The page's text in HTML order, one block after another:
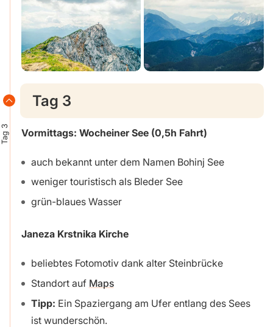
Tag 3
Tag 3
Vormittags: Wocheiner See (0,5h Fahrt)
auch bekannt unter dem Namen Bohinj See
weniger touristisch als Bleder See
grün-blaues Wasser
Janeza Krstnika Kirche
beliebtes Fotomotiv dank alter Steinbrücke
Standort auf Maps
Tipp: Ein Spaziergang am Ufer entlang des Sees
ist wunderschön.